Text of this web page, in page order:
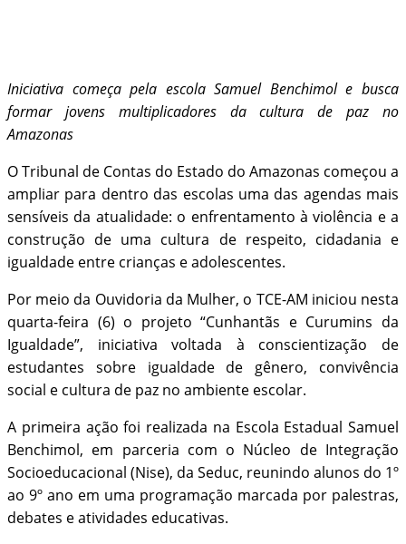
Iniciativa começa pela escola Samuel Benchimol e busca
formar jovens multiplicadores da cultura de paz no
Amazonas
O Tribunal de Contas do Estado do Amazonas começou a
ampliar para dentro das escolas uma das agendas mais
sensíveis da atualidade: o enfrentamento à violência e a
construção de uma cultura de respeito, cidadania e
igualdade entre crianças e adolescentes.
Por meio da Ouvidoria da Mulher, o TCE-AM iniciou nesta
quarta-feira (6) o projeto “Cunhantãs e Curumins da
Igualdade”, iniciativa voltada à conscientização de
estudantes sobre igualdade de gênero, convivência
social e cultura de paz no ambiente escolar.
A primeira ação foi realizada na Escola Estadual Samuel
Benchimol, em parceria com o Núcleo de Integração
Socioeducacional (Nise), da Seduc, reunindo alunos do 1º
ao 9º ano em uma programação marcada por palestras,
debates e atividades educativas.